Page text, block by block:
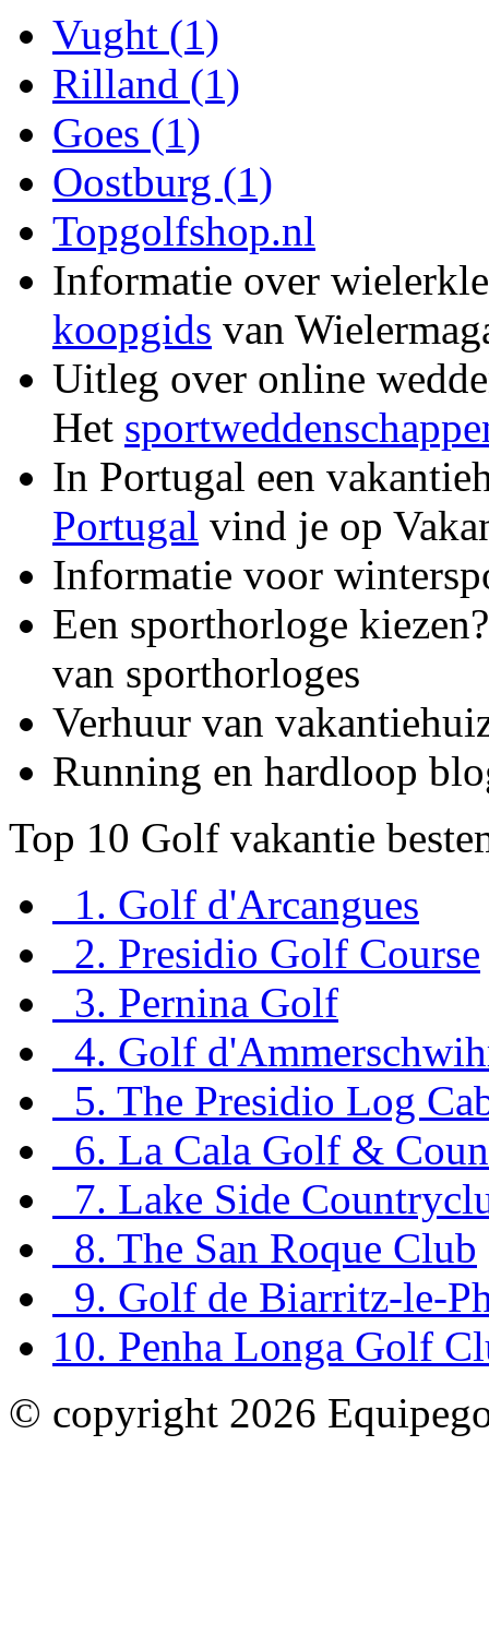
Vught (1)
Rilland (1)
Goes (1)
Oostburg (1)
Topgolfshop.nl
Informatie over
koopgids van
Uitleg over online
Het
In Portugal een
Portugal vind je op
Informatie voor
Een sporthorloge
van sporthorloges
Verhuur van
Running en hardloop
Top 10 Golf vakantie
1. Golf d'Arcangues
2. Presidio Golf Course
3. Pernina Golf
4. Golf
5. The Presidio Log
6. La Cala Golf &
7. Lake Side
8. The San Roque Club
9. Golf de Biarritz-le-
10. Penha Longa Golf
© copyright 2026